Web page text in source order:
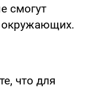
смогут
окружающих.
что для